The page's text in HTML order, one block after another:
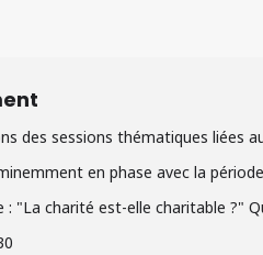
des sessions thématiques liées
en phase avec la
: "La charité est-elle charitable ?"